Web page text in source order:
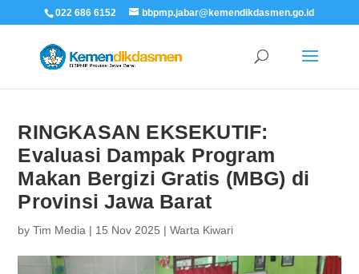
022 686 6152 bbpmp.jabar@kemendikdasmen.go.id
RINGKASAN EKSEKUTIF:
Evaluasi Dampak Program
Makan Bergizi Gratis (MBG) di
Provinsi Jawa Barat
byTim Media | 15 Nov 2025 |Warta Kiwari